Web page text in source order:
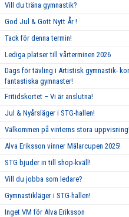
Vill du träna gymnastik?
God Jul & Gott Nytt År !
Tack för denna termin!
Lediga platser till vårterminen 2026
Dags för tävling i Artistisk gymnastik-
fantastiska gymnaster!
Fritidskortet – Vi är anslutna!
Jul & Nyårsläger i STG-hallen!
Välkommen på vinterns stora
Alva Eriksson vinner Mälarcupen 2025!
STG bjuder in till shop-kväll!
Vill du jobba som ledare?
Gymnastikläger i STG-hallen!
Inget VM för Alva Eriksson